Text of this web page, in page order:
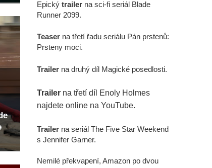
Epický trailer na sci-fi seriál Blade
Runner 2099.
Teaser na třetí řadu seriálu Pán prstenů:
Prsteny moci.
Trailer na druhý díl Magické posedlosti.
Trailer na třetí díl Enoly Holmes
najdete online na YouTube.
Trailer na seriál The Five Star Weekend
s Jennifer Garner.
Nemilé překvapení, Amazon po dvou